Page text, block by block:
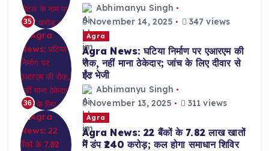
35
Abhimanyu Singh
November 14, 2025
347 views
36
Agra
Agra News: घटिया निर्माण पर एआरएम की
रोक, नहीं माना ठेकेदार; जांच के लिए दीवार से
ईंट भेजी
Abhimanyu Singh
November 13, 2025
311 views
Agra
Agra News: 22 बैंकों के 7.82 लाख खातों
में डंप ₹240 करोड़; कल होगा समाधान शिविर